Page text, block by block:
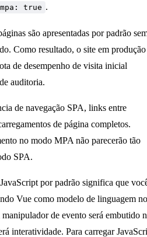
mpa: true .
são apresentadas por padrão
Como resultado, o site em produção
de desempenho de visita inicial
auditoria.
de navegação SPA, links entre
de página completos.
no modo MPA não parecerão tão
SPA.
por padrão significa que
Vue como modelo de linguagem no
de evento será embutido
interatividade. Para carregar